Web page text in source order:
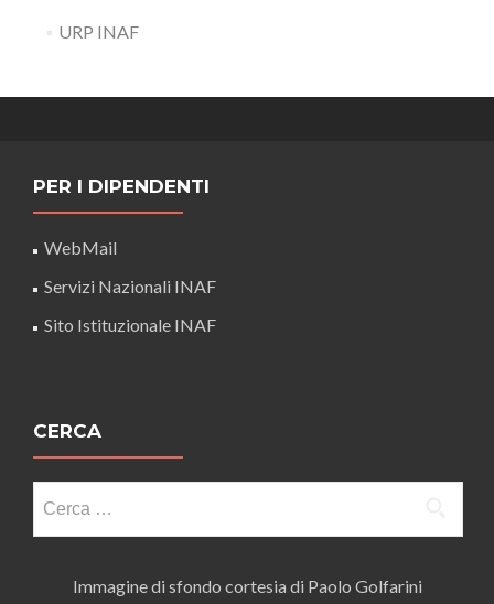
URP INAF
PER I DIPENDENTI
WebMail
Servizi Nazionali INAF
Sito Istituzionale INAF
CERCA
per:
Immagine di sfondo cortesia di Paolo Golfarini